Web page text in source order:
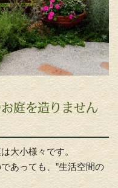
庭を造りません
大小様々です。
あっても、”生活空間の